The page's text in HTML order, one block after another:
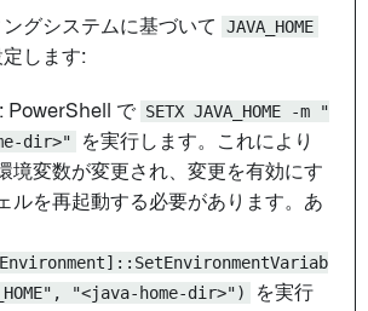
グシステムに基づいて
JAVA_HOME
します:
PowerShell で SETX JAVA_HOME -m "
dir>"
を実行します。これにより
境変数が変更され、変更を有効にす
ルを再起動する必要があります。あ
"<java-home-dir>")
を実行